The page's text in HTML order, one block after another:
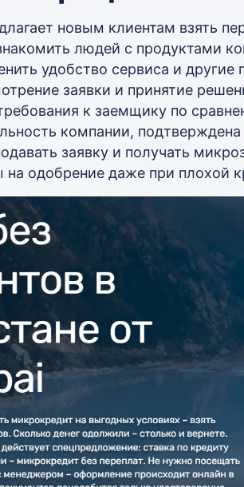
новым клиентам взять
людей с продуктами
удобство сервиса и
заявки и принятие
к заемщику по
компании,
заявку и получать
одобрение даже при плохой